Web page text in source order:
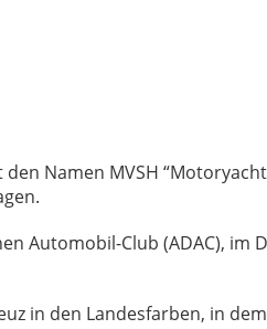
Namen MVSH
Automobil-Club (ADAC),
in den Landesfarben, in